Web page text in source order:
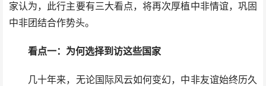
家认为，此行主要有三大看点，将再次厚植中非情谊，巩固
中非团结合作势头。
看点一：为何选择到访这些国家
几十年来，无论国际风云如何变幻，中非友谊始终历久